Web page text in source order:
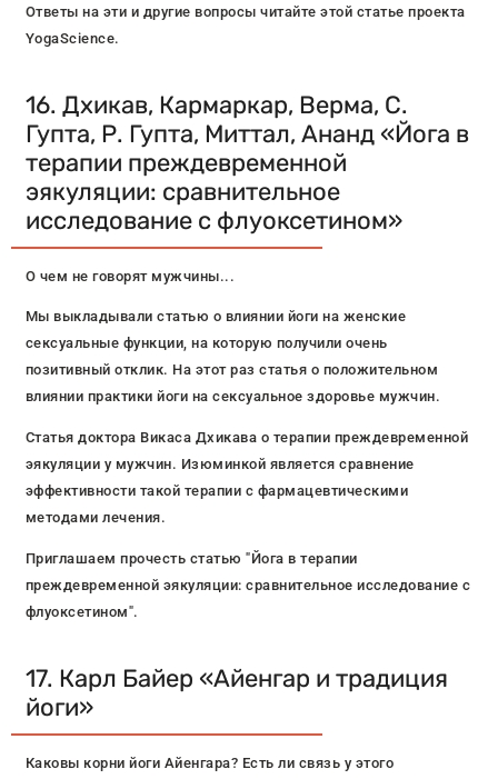
Ответы на эти и другие вопросы читайте этой статье проекта
YogaScience.
16. Дхикав, Кармаркар, Верма, С.
Гупта, Р. Гупта, Миттал, Ананд «Йога в
терапии преждевременной
эякуляции: сравнительное
исследование с флуоксетином»
О чем не говорят мужчины...
Мы выкладывали статью о влиянии йоги на женские
сексуальные функции, на которую получили очень
позитивный отклик. На этот раз статья о положительном
влиянии практики йоги на сексуальное здоровье мужчин.
Статья доктора Викаса Дхикава о терапии преждевременной
эякуляции у мужчин. Изюминкой является сравнение
эффективности такой терапии с фармацевтическими
методами лечения.
Приглашаем прочесть статью "Йога в терапии
преждевременной эякуляции: сравнительное исследование с
флуоксетином".
17. Карл Байер «Айенгар и традиция
йоги»
Каковы корни йоги Айенгара? Есть ли связь у этого